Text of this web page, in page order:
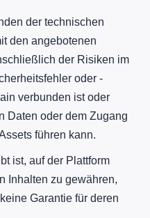
der technischen
den angebotenen
der Risiken im
oder -
verbunden ist oder
Daten oder dem Zugang
führen kann.
ist, auf der Plattform
Inhalten zu gewähren,
Garantie für deren